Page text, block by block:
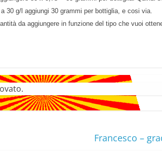
30 g/l aggiungi 30 grammi per bottiglia, e cosi via.
da aggiungere in funzione del tipo che vuoi
Francesco –